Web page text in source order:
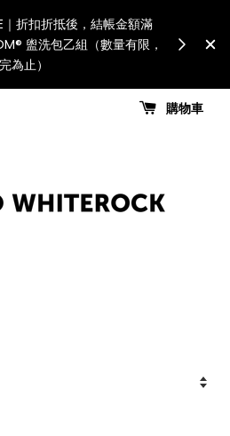
Shipping: Recipient is
duties and taxes.「國際配送
口關稅與稅費須由收件人自行負擔。」
Check for shipping updates
購物車